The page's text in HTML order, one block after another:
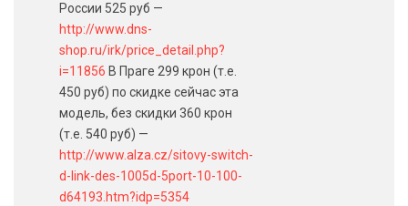
России 525 руб —
http://www.dns-
shop.ru/irk/price_detail.php?
i=11856 В Праге 299 крон (т.е.
450 руб) по скидке сейчас эта
модель, без скидки 360 крон
(т.е. 540 руб) —
http://www.alza.cz/sitovy-switch-
d-link-des-1005d-5port-10-100-
d64193.htm?idp=5354